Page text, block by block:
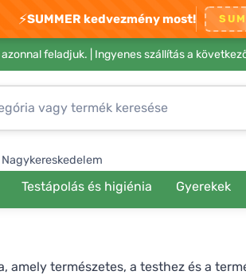
⚡SUMMER kedvezmény most!
feladjuk. | Ingyenes szállítás a
Nagykereskedelem
Testápolás és higiénia Gyerekek
amely természetes, a testhez és a